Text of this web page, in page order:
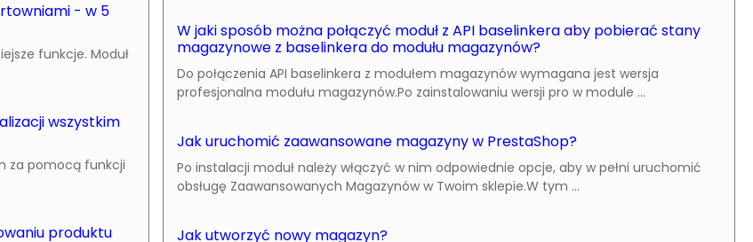
- w 5
funkcje. Moduł
wszystkim
za pomocą funkcji
produktu
W jaki sposób można połączyć moduł z API baselinkera aby pobierać stany
magazynowe z baselinkera do modułu magazynów?
Do połączenia API baselinkera z modułem magazynów wymagana jest wersja
profesjonalna modułu magazynów.Po zainstalowaniu wersji pro w module ...
Jak uruchomić zaawansowane magazyny w PrestaShop?
Po instalacji moduł należy włączyć w nim odpowiednie opcje, aby w pełni uruchomić
obsługę Zaawansowanych Magazynów w Twoim sklepie.W tym ...
Jak utworzyć nowy magazyn?